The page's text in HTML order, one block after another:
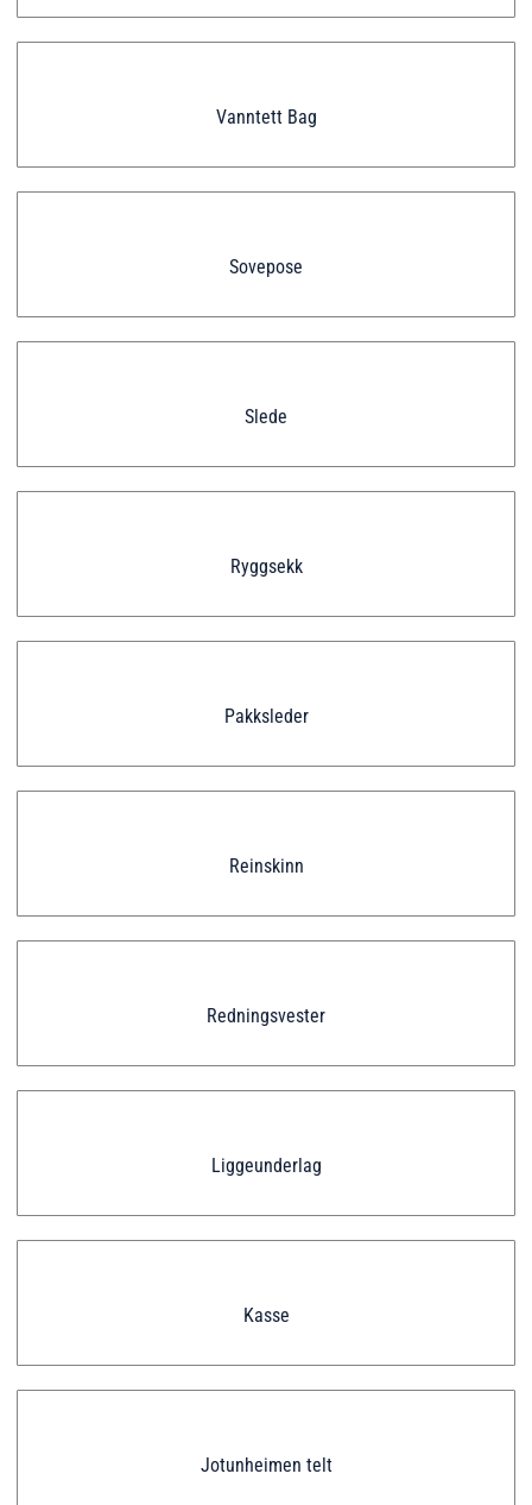
Vanntett Bag
Sovepose
Slede
Ryggsekk
Pakksleder
Reinskinn
Redningsvester
Liggeunderlag
Kasse
Jotunheimen telt